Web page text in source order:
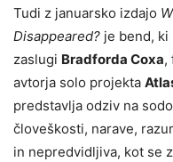
Tudi z januarsko izdajo
Disappeared? je bend,
zaslugi Bradforda Coxa,
avtorja solo projekta
predstavlja odziv na
človeškosti, narave,
in nepredvidljiva, kot se